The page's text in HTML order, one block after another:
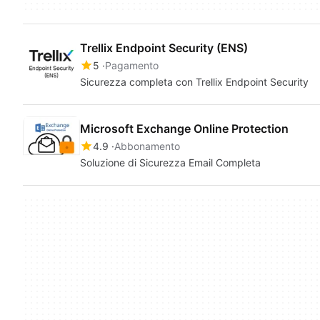
Trellix Endpoint Security (ENS)
5 Pagamento
Sicurezza completa con Trellix Endpoint Security
Microsoft Exchange Online Protection
4.9 Abbonamento
Soluzione di Sicurezza Email Completa